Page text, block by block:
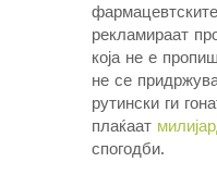
рекламираат
која не е
не се
рутински ги
плаќаат
спогодби.